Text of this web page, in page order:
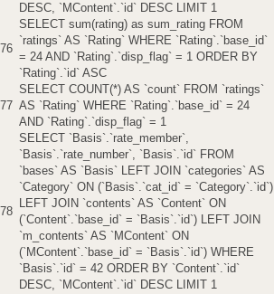
DESC, `MContent`.`id` DESC LIMIT 1
76
SELECT sum(rating) as sum_rating FROM
`ratings` AS `Rating` WHERE `Rating`.`base_id`
= 24 AND `Rating`.`disp_flag` = 1 ORDER BY
`Rating`.`id` ASC
77
SELECT COUNT(*) AS `count` FROM `ratings`
AS `Rating` WHERE `Rating`.`base_id` = 24
AND `Rating`.`disp_flag` = 1
78
SELECT `Basis`.`rate_member`,
`Basis`.`rate_number`, `Basis`.`id` FROM
`bases` AS `Basis` LEFT JOIN `categories` AS
`Category` ON (`Basis`.`cat_id` = `Category`.`id`)
LEFT JOIN `contents` AS `Content` ON
(`Content`.`base_id` = `Basis`.`id`) LEFT JOIN
`m_contents` AS `MContent` ON
(`MContent`.`base_id` = `Basis`.`id`) WHERE
`Basis`.`id` = 42 ORDER BY `Content`.`id`
DESC, `MContent`.`id` DESC LIMIT 1